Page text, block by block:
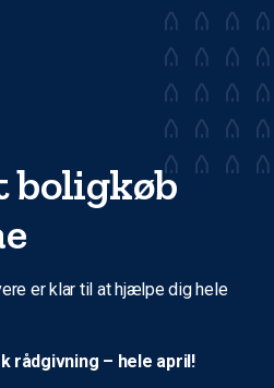
boligkøb
er klar til at hjælpe dig hele
rådgivning – hele april!